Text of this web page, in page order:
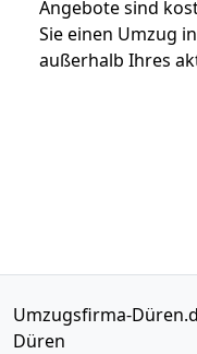
Angebote sind
Sie einen Umzug
außerhalb Ihres
Umzugsfirma-
Düren